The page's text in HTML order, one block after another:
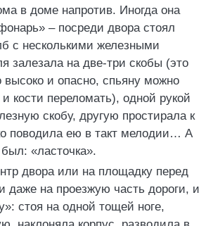
в доме напротив. Иногда она
– посреди двора стоял
с несколькими железными
залезала на две-три скобы (это
высоко и опасно, спьяну можно
кости переломать), одной рукой
скобу, другую простирала к
поводила ею в такт мелодии… А
«ласточка».
двора или на площадку перед
даже на проезжую часть дороги, и
стоя на одной тощей ноге,